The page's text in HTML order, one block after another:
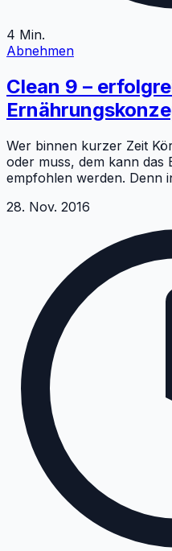
4 Min.
Abnehmen
Clean 9 –
Wer binnen kurzer Zeit
oder muss, dem kann das
empfohlen werden. Denn
28. Nov. 2016